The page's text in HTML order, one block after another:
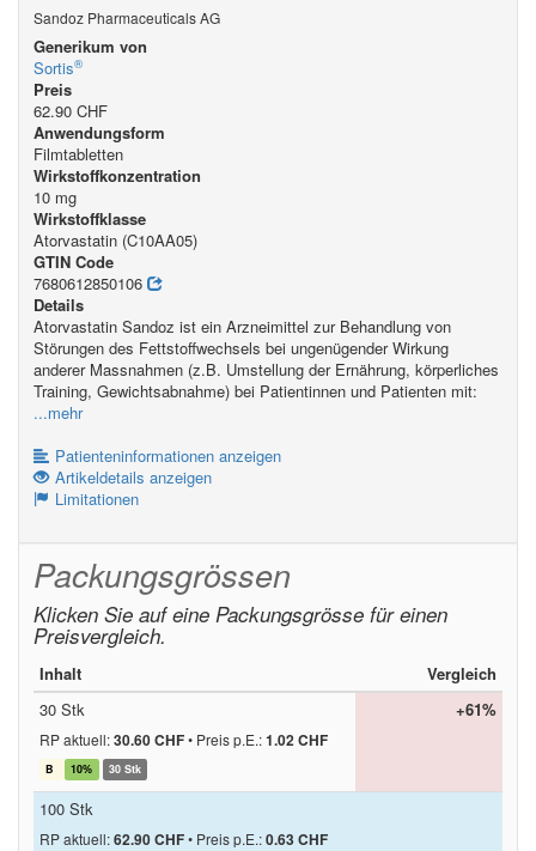
Sandoz Pharmaceuticals AG
Generikum von
Sortis®
Preis
62.90 CHF
Anwendungsform
Filmtabletten
Wirkstoffkonzentration
10 mg
Wirkstoffklasse
Atorvastatin (C10AA05)
GTIN Code
7680612850106
Details
Atorvastatin Sandoz ist ein Arzneimittel zur Behandlung von
Störungen des Fettstoffwechsels bei ungenügender Wirkung
anderer Massnahmen (z.B. Umstellung der Ernährung, körperliches
Training, Gewichtsabnahme) bei Patientinnen und Patienten mit:
...mehr
Patienteninformationen anzeigen
Artikeldetails anzeigen
Limitationen
Packungsgrössen
Klicken Sie auf eine Packungsgrösse für einen
Preisvergleich.
Inhalt
Vergleich
30 Stk
RP aktuell:30.60 CHF• Preis p.E.:1.02 CHF
B 10% 30 Stk
+61%
100 Stk
RP aktuell:62.90 CHF• Preis p.E.:0.63 CHF